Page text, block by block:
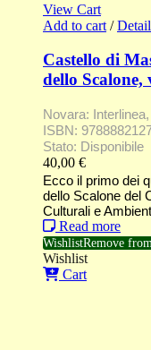
View Cart
Add to cart /
Castello di
dello Scalone,
Novara:
ISBN:
Stato: Disponibile
40,00 €
Ecco il primo dei
dello Scalone del
Culturali e
Read more
WishlistRemove
Wishlist
Cart